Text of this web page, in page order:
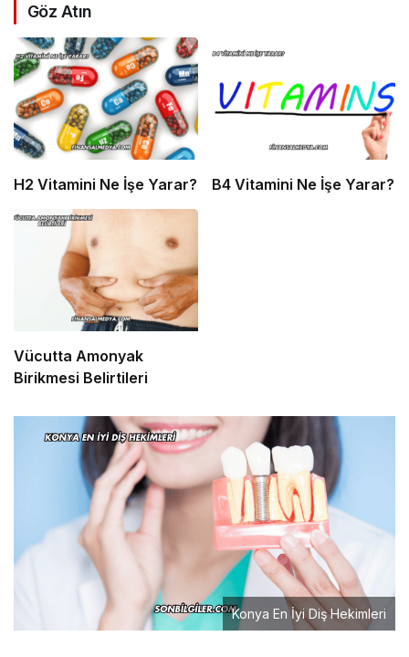
Göz Atın
H2 Vitamini Ne İşe Yarar? B4 Vitamini Ne İşe Yarar?
Vücutta Amonyak
Birikmesi Belirtileri
Konya En İyi Diş Hekimleri